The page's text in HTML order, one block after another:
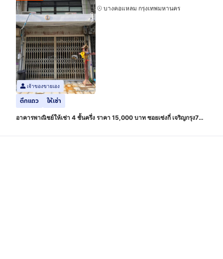
เจ้าของขายเอง
บางคอแหลม กรุงเทพมหานคร
ตึกแถว ให้เช่า
อาคารพาณิชย์ให้เช่า 4 ชั้นครึ่ง ราคา 15,000 บาท ซอยเซ่งกี่ เจริญกรุง78